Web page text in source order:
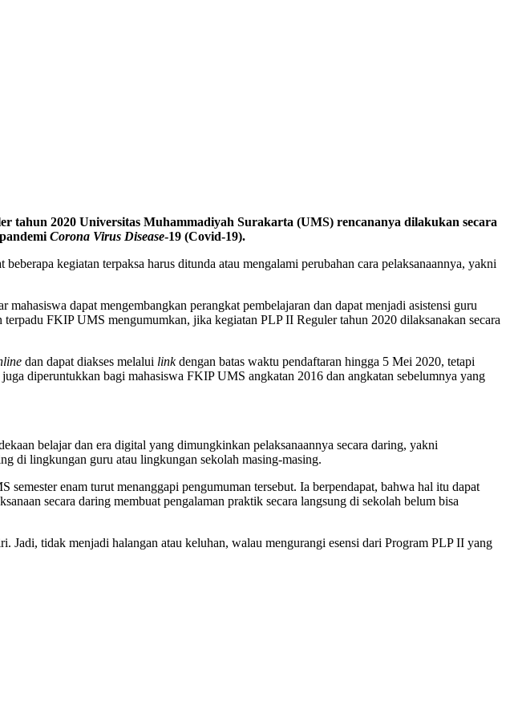
tahun 2020 Universitas Muhammadiyah Surakarta (UMS) rencananya dilakukan secara
Corona Virus Disease­-19 (Covid-19).
kegiatan terpaksa harus ditunda atau mengalami perubahan cara pelaksanaannya, yakni
dapat mengembangkan perangkat pembelajaran dan dapat menjadi asistensi guru
FKIP UMS mengumumkan, jika kegiatan PLP II Reguler tahun 2020 dilaksanakan secara
dan dapat diakses melalui linkdengan batas waktu pendaftaran hingga 5 Mei 2020, tetapi
diperuntukkan bagi mahasiswa FKIP UMS angkatan 2016 dan angkatan sebelumnya yang
belajar dan era digital yang dimungkinkan pelaksanaannya secara daring, yakni
di lingkungan guru atau lingkungan sekolah masing-masing.
enam turut menanggapi pengumuman tersebut. Ia berpendapat, bahwa hal itu dapat
secara daring membuat pengalaman praktik secara langsung di sekolah belum bisa
tidak menjadi halangan atau keluhan, walau mengurangi esensi dari Program PLP II yang